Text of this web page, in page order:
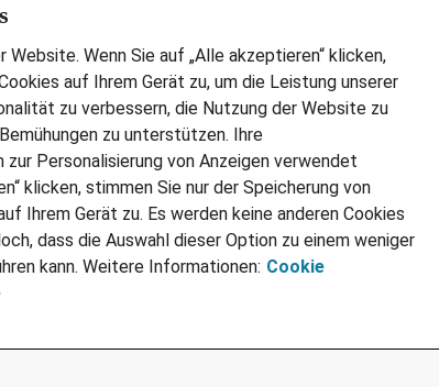
Wenn Sie auf „Alle akzeptieren“ klicken,
auf Ihrem Gerät zu, um die Leistung unserer
zu verbessern, die Nutzung der Website zu
zu unterstützen. Ihre
Personalisierung von Anzeigen verwendet
klicken, stimmen Sie nur der Speicherung von
Ihrem Gerät zu. Es werden keine anderen Cookies
dass die Auswahl dieser Option zu einem weniger
kann. Weitere Informationen: Cookie